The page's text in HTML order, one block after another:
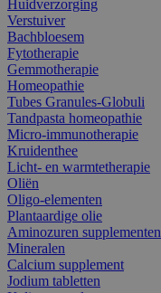
Huidverzorging
Verstuiver
Bachbloesem
Fytotherapie
Gemmotherapie
Homeopathie
Tubes Granules-Globuli
Tandpasta homeopathie
Micro-immunotherapie
Kruidenthee
Licht- en warmtetherapie
Oliën
Oligo-elementen
Plantaardige olie
Aminozuren supplementen
Mineralen
Calcium supplement
Jodium tabletten